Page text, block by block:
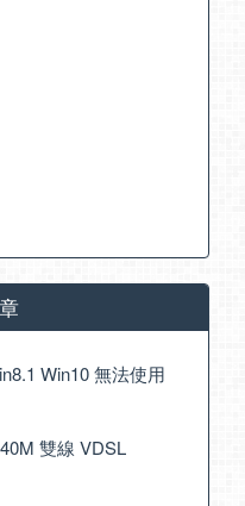
Win10 無法使用
雙線 VDSL